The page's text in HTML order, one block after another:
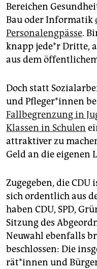
Bereichen
Bau oder Informatik
Personalengpässe.
knapp je­de*r Dritte,
aus dem
Doch statt
und Pfle­ge­r*in­nen
Fallbegrenzung in
Klassen in Schulen
attraktiver zu
Geld an die eigenen
Zugegeben, die
sich ordentlich aus
haben CDU, SPD,
Sitzung des
Neuwahl ebenfalls
beschlossen: Die
rä­t*in­nen und